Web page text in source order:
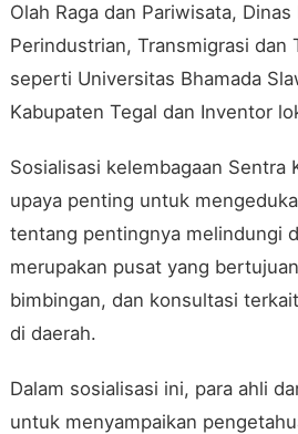
Olah Raga dan Pariwisata,
Perindustrian, Transmigrasi dan
seperti Universitas Bhamada
Kabupaten Tegal dan Inventor
Sosialisasi kelembagaan Sentra
upaya penting untuk
tentang pentingnya melindungi
merupakan pusat yang
bimbingan, dan konsultasi
di daerah.
Dalam sosialisasi ini, para ahli
untuk menyampaikan